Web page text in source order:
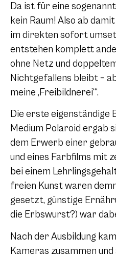
Da ist für eine
kein Raum! Also ab
im direkten sofort
entstehen komplett
ohne Netz und
Nichtgefallens bleibt –
meine ‚Freibildnerei‘“.
Die erste eigenständige
Medium Polaroid ergab
dem Erwerb einer
und eines Farbfilms mit
bei einem
freien Kunst waren
gesetzt, günstige
die Erbswurst?) war
Nach der Ausbildung
Kameras zusammen